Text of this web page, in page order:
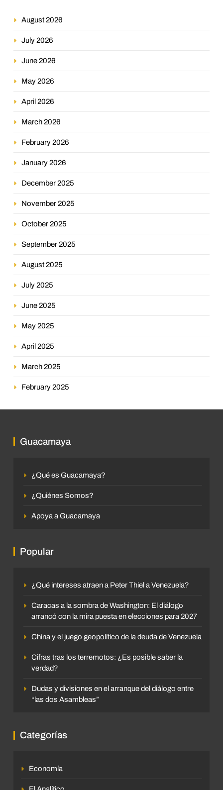
August 2026
July 2026
June 2026
May 2026
April 2026
March 2026
February 2026
January 2026
December 2025
November 2025
October 2025
September 2025
August 2025
July 2025
June 2025
May 2025
April 2025
March 2025
February 2025
Guacamaya
¿Qué es Guacamaya?
¿Quiénes Somos?
Apoya a Guacamaya
Popular
¿Qué intereses atraen a Peter Thiel a Venezuela?
Caracas a la sombra de Washington: El diálogo
arrancó con la mira puesta en elecciones para 2027
China y el juego geopolítico de la deuda de Venezuela
Cifras tras los terremotos: ¿Es posible saber la
verdad?
Dudas y divisiones en el arranque del diálogo entre
“las dos Asambleas”
Categorías
Economía